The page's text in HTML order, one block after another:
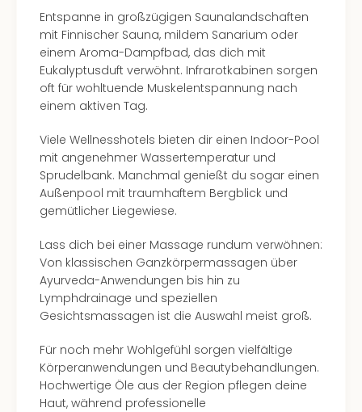
Entspanne in großzügigen Saunalandschaften
mit Finnischer Sauna, mildem Sanarium oder
einem Aroma-Dampfbad, das dich mit
Eukalyptusduft verwöhnt. Infrarotkabinen sorgen
oft für wohltuende Muskelentspannung nach
einem aktiven Tag.
Viele Wellnesshotels bieten dir einen Indoor-Pool
mit angenehmer Wassertemperatur und
Sprudelbank. Manchmal genießt du sogar einen
Außenpool mit traumhaftem Bergblick und
gemütlicher Liegewiese.
Lass dich bei einer Massage rundum verwöhnen:
Von klassischen Ganzkörpermassagen über
Ayurveda-Anwendungen bis hin zu
Lymphdrainage und speziellen
Gesichtsmassagen ist die Auswahl meist groß.
Für noch mehr Wohlgefühl sorgen vielfältige
Körperanwendungen und Beautybehandlungen.
Hochwertige Öle aus der Region pflegen deine
Haut, während professionelle